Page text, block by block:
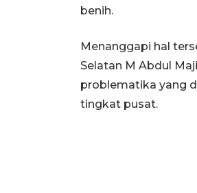
benih.
Menanggapi hal
Selatan M Abdul
problematika yang
tingkat pusat.